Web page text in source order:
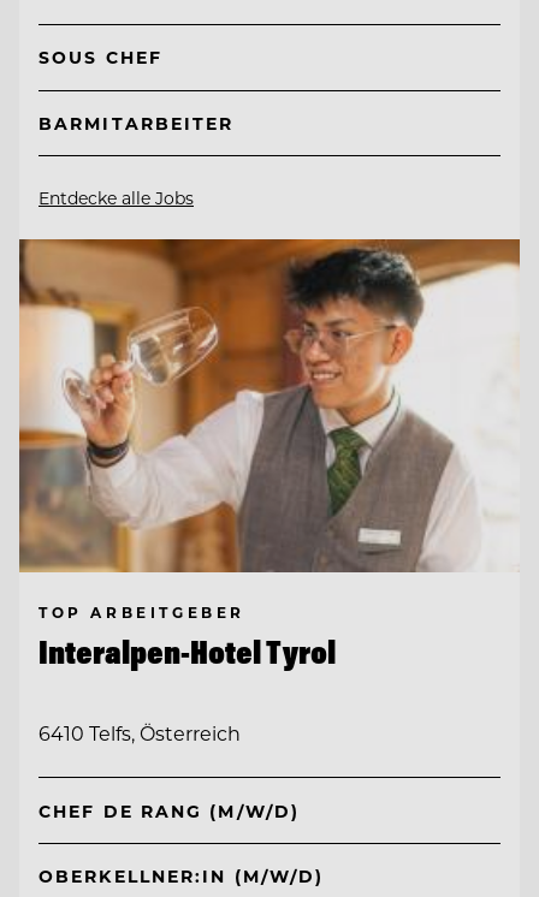
SOUS CHEF
BARMITARBEITER
Entdecke alle Jobs
TOP ARBEITGEBER
Interalpen-Hotel Tyrol
6410 Telfs, Österreich
CHEF DE RANG (M/W/D)
OBERKELLNER:IN (M/W/D)